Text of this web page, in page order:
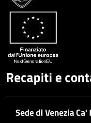
Recapiti e
Sede di Venezia